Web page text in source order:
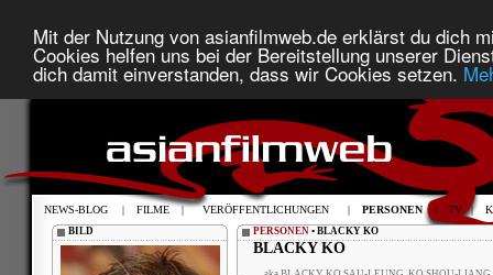
Mit der Nutzung von asianfilmweb.de erklärst du dich
Cookies helfen uns bei der Bereitstellung unserer
dich damit einverstanden, dass wir Cookies setzen.
NEWS-BLOG | FILME | VERÖFFENTLICHUNGEN | PERSONEN | TV |
BILD PERSONEN • BLACKY KO
BLACKY KO